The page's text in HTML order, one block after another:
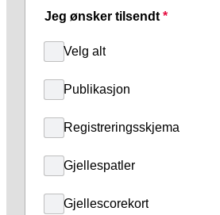
Jeg ønsker tilsendt *
Velg alt
Publikasjon
Registreringsskjema
Gjellespatler
Gjellescorekort